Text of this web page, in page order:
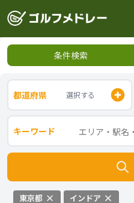
条件検索
都道府県 選択する
キーワード
東京都 インドア